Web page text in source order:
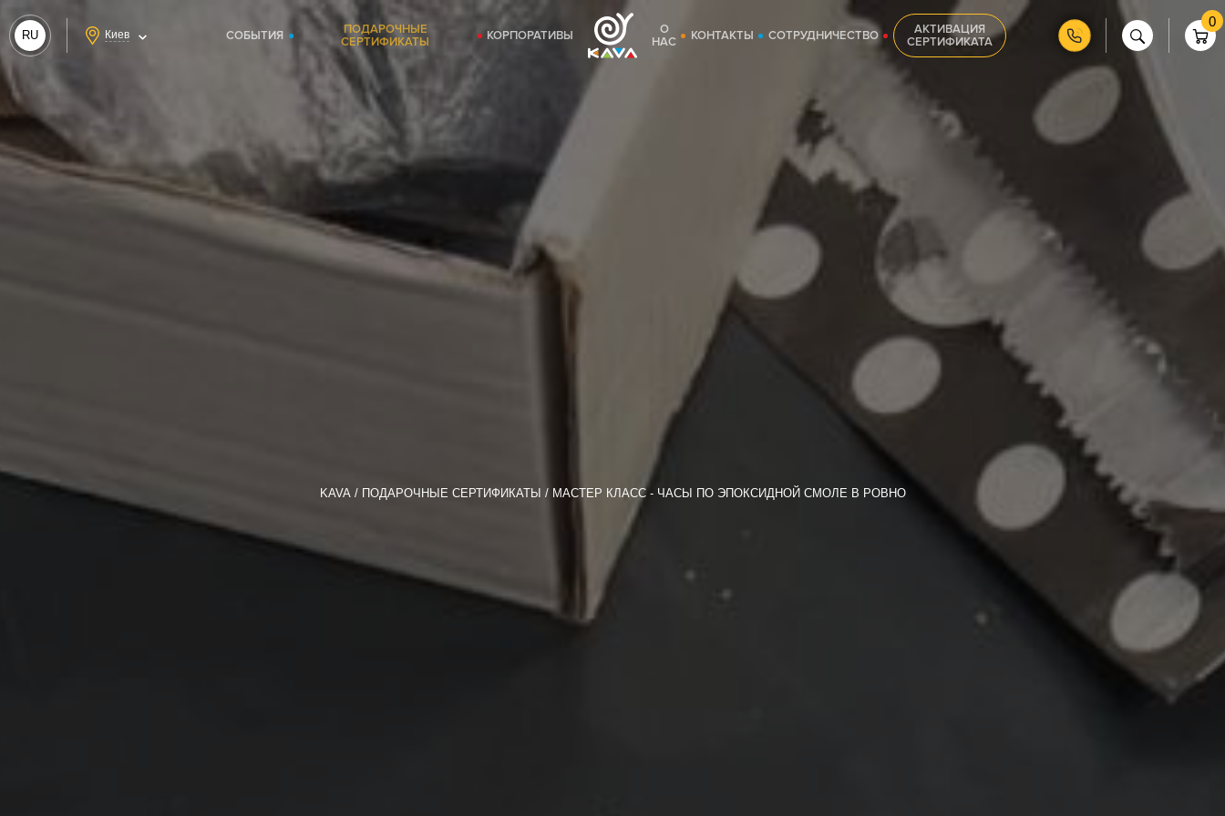
RU Киев СОБЫТИЯ
ПОДАРОЧНЫЕ
СЕРТИФИКАТЫ
КОРПОРАТИВЫ
О
НАС
КОНТАКТЫ СОТРУДНИЧЕСТВО
АКТИВАЦИЯ
СЕРТИФИКАТА
0
KAVA ПОДАРОЧНЫЕ СЕРТИФИКАТЫ МАСТЕР КЛАСС - ЧАСЫ ПО ЭПОКСИДНОЙ СМОЛЕ В РОВНО